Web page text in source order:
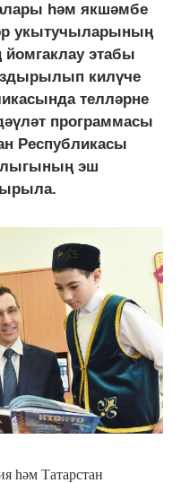
һәм якшәмбе
укытучыларының
этабы
килүче
телләрне
программасы
Республикасы
эш
һәм Татарстан